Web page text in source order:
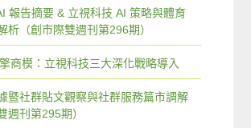
報告摘要 & 立視科技 AI 策略與體育
析（創市際雙週刊第296期）
商模：立視科技三大深化戰略導入
暨社群貼文觀察與社群服務篇市調解
週刊第295期）